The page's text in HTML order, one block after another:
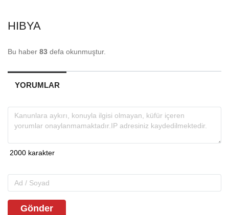
HIBYA
Bu haber 83 defa okunmuştur.
YORUMLAR
Gönder